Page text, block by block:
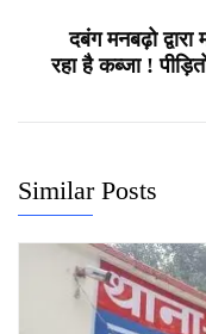
दबंग मनबढ़ो
रहा है कब्जा !
Similar Posts